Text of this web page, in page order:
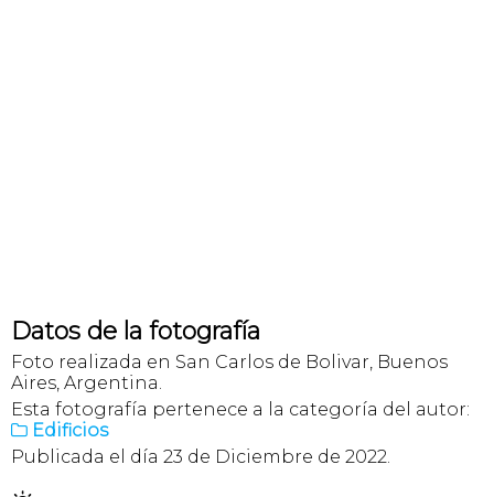
Datos de la fotografía
Foto realizada en San Carlos de Bolivar, Buenos
Aires, Argentina.
Esta fotografía pertenece a la categoría del autor:
 Edificios
Publicada el día 23 de Diciembre de 2022.